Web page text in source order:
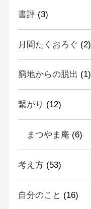
書評(3)
月間たくおろぐ (2)
窮地からの脱出 (1)
繋がり (12)
まつやま庵 (6)
考え方(53)
自分のこと (16)